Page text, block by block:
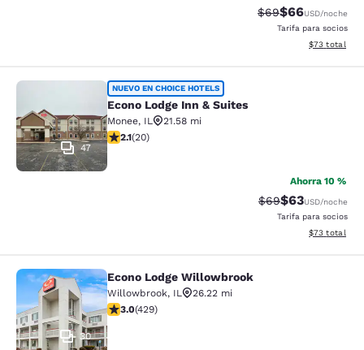
Precio tachado:
$69Precio con
$66USD/noche
Tarifa para socios
Ver detalles
$73 total
Econo Lodge Inn & Suites
47
NUEVO EN CHOICE HOTELS
Econo Lodge Inn & Suites
Monee, IL
21.58 mi
calificación de 2.15 estrellas. Feria. 20 reseñas
2.1(20)
Ahorra 10 %
Precio tachado:
$69Precio con
$63USD/noche
Tarifa para socios
Ver detalles
$73 total
Econo Lodge Willowbrook
30
Econo Lodge Willowbrook
Willowbrook, IL
26.22 mi
calificación de 2.99 estrellas. Feria. 429 reseñas
3.0(429)